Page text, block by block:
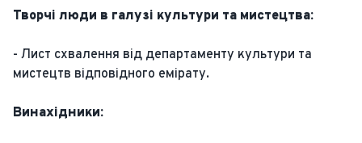
Творчі люди в галузі культури та мистецтва:
- Лист схвалення від департаменту культури та
мистецтв відповідного емірату.
Винахідники: